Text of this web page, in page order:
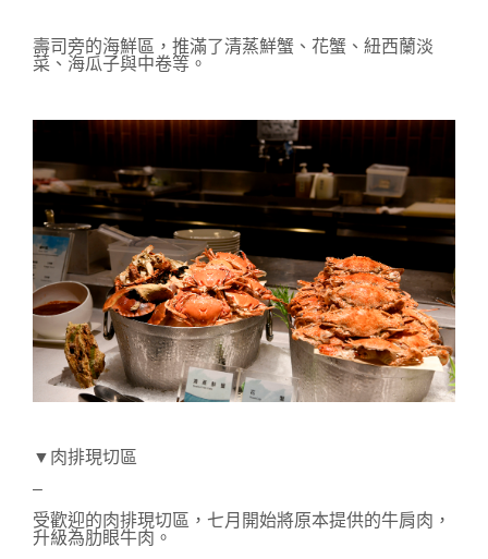
壽司旁的海鮮區，推滿了清蒸鮮蟹、花蟹、紐西蘭淡
菜、海瓜子與中卷等。
▼肉排現切區
–
受歡迎的肉排現切區，七月開始將原本提供的牛肩肉，
升級為肋眼牛肉。